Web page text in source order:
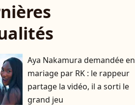
Aya Nakamura demandée en
mariage par RK : le rappeur
partage la vidéo, il a sorti le
grand jeu